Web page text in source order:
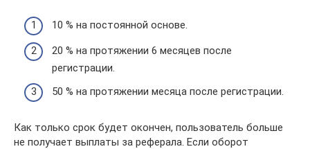
10 % на постоянной основе.
20 % на протяжении 6 месяцев после
регистрации.
50 % на протяжении месяца после регистрации.
Как только срок будет окончен, пользователь больше
не получает выплаты за реферала. Если оборот